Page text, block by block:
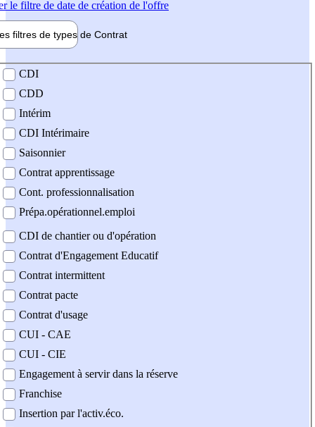
le filtre de date de création de l'offre
filtres de types de Contrat
contrat
CDI
CDD
Intérim
CDI Intérimaire
Saisonnier
Contrat apprentissage
Cont. professionnalisation
Prépa.opérationnel.emploi
CDI de chantier ou d'opération
Contrat d'Engagement Educatif
Contrat intermittent
Contrat pacte
Contrat d'usage
CUI - CAE
CUI - CIE
Engagement à servir dans la réserve
Franchise
Insertion par l'activ.éco.